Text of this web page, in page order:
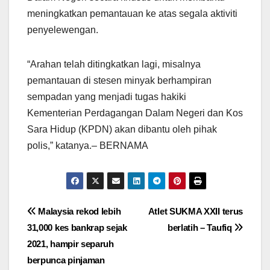
meningkatkan pemantauan ke atas segala aktiviti
penyelewengan.
“Arahan telah ditingkatkan lagi, misalnya
pemantauan di stesen minyak berhampiran
sempadan yang menjadi tugas hakiki
Kementerian Perdagangan Dalam Negeri dan Kos
Sara Hidup (KPDN) akan dibantu oleh pihak
polis,” katanya.– BERNAMA
Post
navigation
Atlet SUKMA XXII terus
berlatih – Taufiq
Malaysia rekod lebih
31,000 kes bankrap sejak
2021, hampir separuh
berpunca pinjaman